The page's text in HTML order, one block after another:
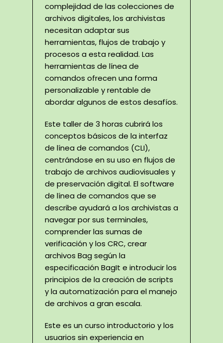
complejidad de las colecciones de
archivos digitales, los archivistas
necesitan adaptar sus
herramientas, flujos de trabajo y
procesos a esta realidad. Las
herramientas de línea de
comandos ofrecen una forma
personalizable y rentable de
abordar algunos de estos desafíos.
Este taller de 3 horas cubrirá los
conceptos básicos de la interfaz
de línea de comandos (CLI),
centrándose en su uso en flujos de
trabajo de archivos audiovisuales y
de preservación digital. El software
de línea de comandos que se
describe ayudará a los archivistas a
navegar por sus terminales,
comprender las sumas de
verificación y los CRC, crear
archivos Bag según la
especificación BagIt e introducir los
principios de la creación de scripts
y la automatización para el manejo
de archivos a gran escala.
Este es un curso introductorio y los
usuarios sin experiencia en